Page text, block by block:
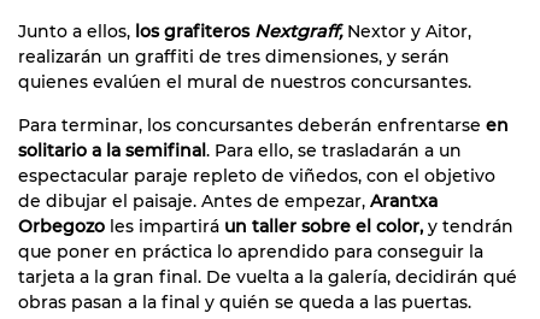
Junto a ellos, los grafiteros Nextgraff,Nextor y Aitor,
realizarán un graffiti de tres dimensiones, y serán
quienes evalúen el mural de nuestros concursantes.
Para terminar, los concursantes deberán enfrentarse en
solitario a la semifinal. Para ello, se trasladarán a un
espectacular paraje repleto de viñedos, con el objetivo
de dibujar el paisaje. Antes de empezar, Arantxa
Orbegozo les impartirá un taller sobre el color, y tendrán
que poner en práctica lo aprendido para conseguir la
tarjeta a la gran final. De vuelta a la galería, decidirán qué
obras pasan a la final y quién se queda a las puertas.